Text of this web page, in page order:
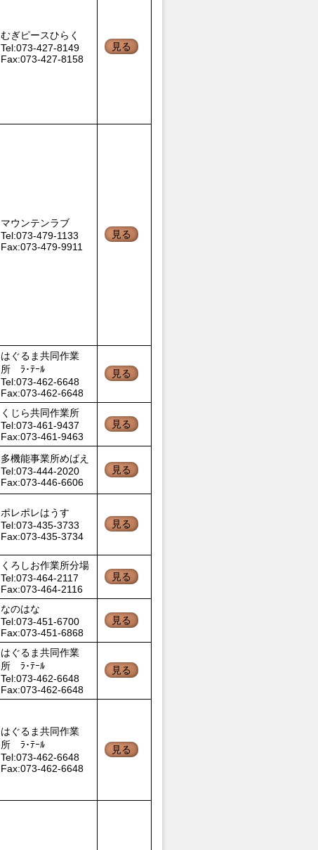
むぎピースひらく
Tel:073-427-8149
Fax:073-427-8158
見る
マウンテンラブ
Tel:073-479-1133
Fax:073-479-9911
見る
はぐるま共同作業
所 ﾗ･ﾃｰﾙ
Tel:073-462-6648
Fax:073-462-6648
見る
くじら共同作業所
Tel:073-461-9437
Fax:073-461-9463
見る
多機能事業所めばえ
Tel:073-444-2020
Fax:073-446-6606
見る
ポレポレはうす
Tel:073-435-3733
Fax:073-435-3734
見る
くろしお作業所分場
Tel:073-464-2117
Fax:073-464-2116
見る
なのはな
Tel:073-451-6700
Fax:073-451-6868
見る
はぐるま共同作業
所 ﾗ･ﾃｰﾙ
Tel:073-462-6648
Fax:073-462-6648
見る
はぐるま共同作業
所 ﾗ･ﾃｰﾙ
Tel:073-462-6648
Fax:073-462-6648
見る